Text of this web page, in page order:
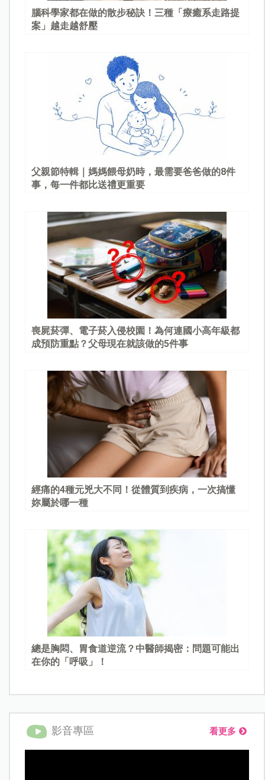
腦科學家都在做的散步秘訣！三種「療癒系走路提
案」越走越舒壓
父親節特輯｜媽媽餵母奶時，最需要爸爸做的8件
事，每一件都比送禮更重要
喪屍菸彈、電子菸入侵校園！為何連國小高年級都
成預防重點？父母現在就該做的5件事
經痛的4種元兇大不同！從體質到疾病，一次搞懂
妳屬於哪一種
總是胸悶、胃食道逆流？中醫師揭密：問題可能出
在你的「呼吸」！
影音專區 看更多